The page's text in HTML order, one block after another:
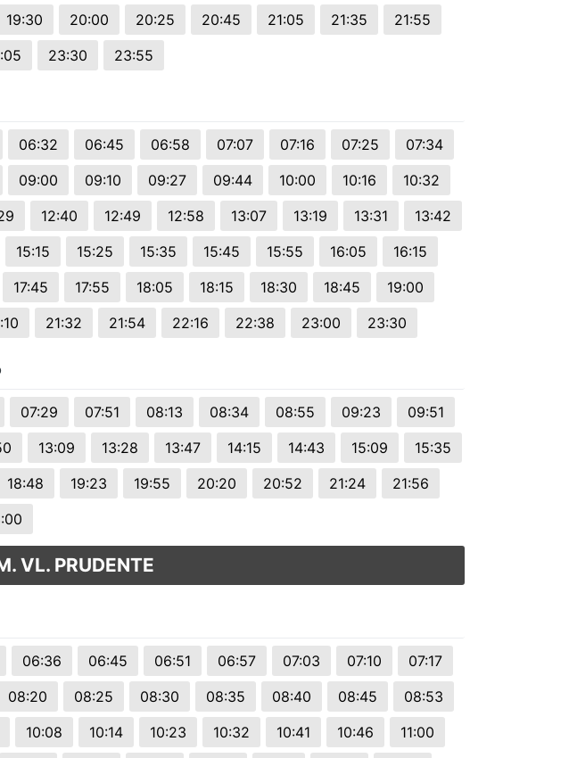
19:30 20:00 20:25 20:45 21:05 21:35
21:55
23:30 23:55
06:32 06:45 06:58 07:07 07:16 07:25
07:34
09:00 09:10 09:27 09:44 10:00 10:16
10:32
12:40 12:49 12:58 13:07 13:19 13:31
13:42
15:15 15:25 15:35 15:45 15:55 16:05
16:15
17:45 17:55 18:05 18:15 18:30 18:45
19:00
21:32 21:54 22:16 22:38 23:00 23:30
07:29 07:51 08:13 08:34 08:55 09:23
09:51
13:09 13:28 13:47 14:15 14:43 15:09
15:35
18:48 19:23 19:55 20:20 20:52 21:24
21:56
VL. PRUDENTE
06:36 06:45 06:51 06:57 07:03 07:10
07:17
08:20 08:25 08:30 08:35 08:40 08:45
08:53
10:08 10:14 10:23 10:32 10:41 10:46
11:00